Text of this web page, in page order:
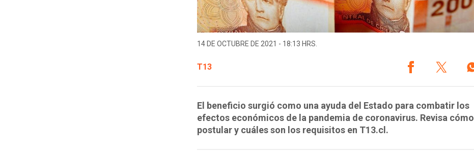
14 DE OCTUBRE DE 2021 - 18:13 HRS.
T13
El beneficio surgió como una ayuda del Estado para combatir los
efectos económicos de la pandemia de coronavirus. Revisa cómo
postular y cuáles son los requisitos en T13.cl.